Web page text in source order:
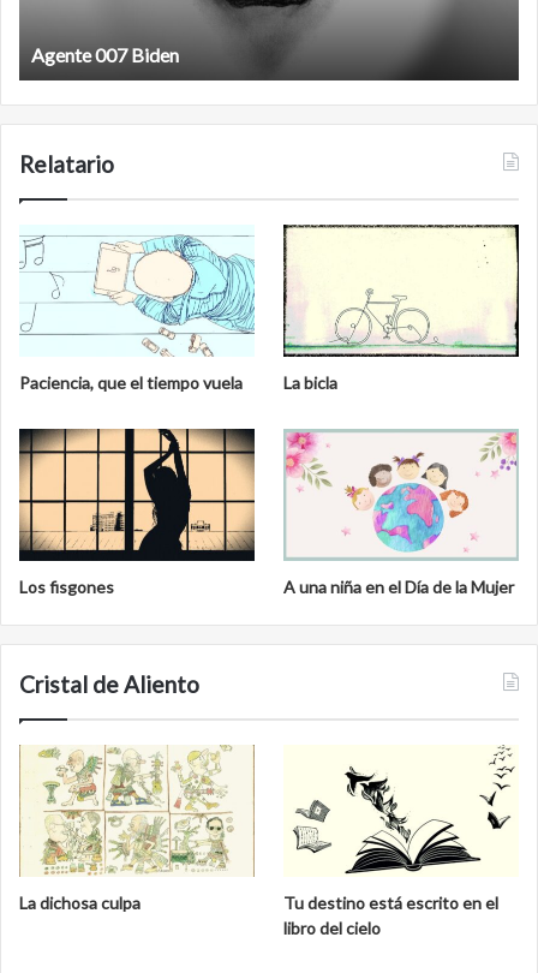
Agente 007 Biden
Relatario
Paciencia, que el tiempo vuela La bicla
Los fisgones A una niña en el Día de la Mujer
Cristal de Aliento
La dichosa culpa
Tu destino está escrito en el
libro del cielo